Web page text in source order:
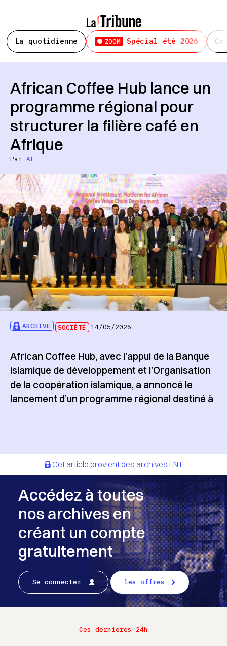
La quotidienne ZOOM Spécial été 2026
ARCHIVE SOCIÉTÉ 14/05/2026
African Coffee Hub lance un
programme régional pour
structurer la filière café en
Afrique
Par AL
African Coffee Hub, avec l’appui de la Banque
islamique de développement et l’Organisation
de la coopération islamique, a annoncé le
lancement d’un programme régional destiné à
Cet article provient des archives LNT
Accédez à toutes
nos archives en
créant un compte
gratuitement
Se connecter les offres
Ces dernieres 24h